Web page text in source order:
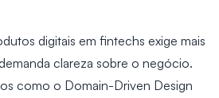
digitais em fintechs exige mais
clareza sobre o negócio.
como o Domain-Driven Design